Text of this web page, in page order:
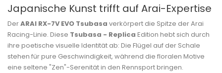
Japanische Kunst trifft auf Arai-Expertise
DerARAI RX-7V EVO Tsubasa verkörpert die Spitze der Arai
Racing-Linie. Diese Tsubasa - Replica Edition hebt sich durch
ihre poetische visuelle Identität ab: Die Flügel auf der Schale
stehen für pure Geschwindigkeit, während die floralen Motive
eine seltene "Zen"-Serenität in den Rennsport bringen.